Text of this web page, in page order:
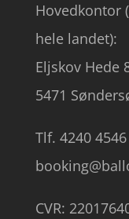
Hovedkontor
hele landet):
Eljskov Hede
5471
Tlf. 4240 4546
CVR: